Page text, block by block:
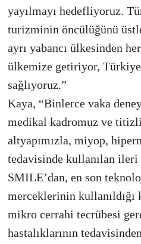
yayılmayı hedefliyoruz.
turizminin öncülüğünü
ayrı yabancı ülkesinden
ülkemize getiriyor,
sağlıyoruz.”
Kaya, “Binlerce vaka
medikal kadromuz ve
altyapımızla, miyop,
tedavisinde kullanılan
SMILE’dan, en son
merceklerinin kullanıldığı
mikro cerrahi tecrübesi
hastalıklarının